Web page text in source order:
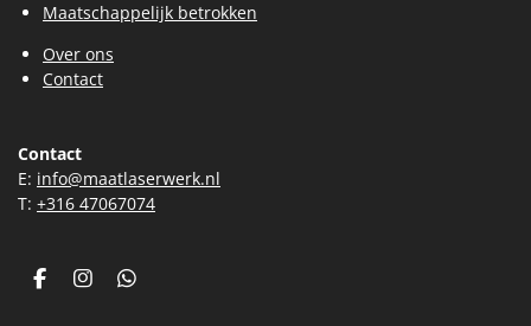
Maatschappelijk betrokken
Over ons
Contact
Contact
E: info@maatlaserwerk.nl
T: +316 47067074
F
I
W